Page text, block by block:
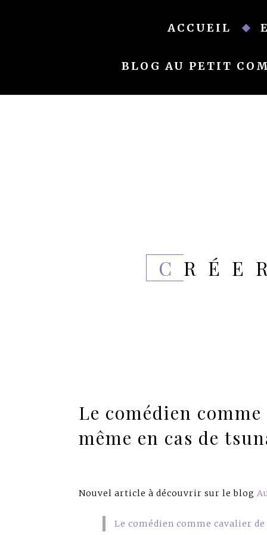
ACCUEIL
BLOG AU PETIT
Le comédien
même en cas de
Nouvel article à découvrir sur le blog
Le comédien comme cavalier